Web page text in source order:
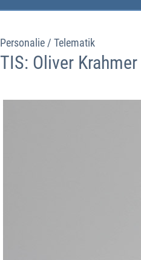
Personalie / Telematik
TIS: Oliver